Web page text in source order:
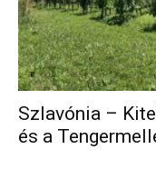
Szlavónia –
és a